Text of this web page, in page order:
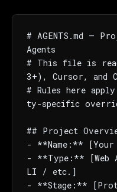
# AGENTS.md —
Agents
# This file is
3+), Cursor, and
# Rules here
ty-specific
## Project
- **Name:** [Your
- **Type:**
LI / etc.]
- **Stage:**